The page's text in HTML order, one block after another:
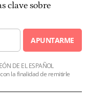
clave sobre
APUNTARME
DE EL ESPAÑOL
la finalidad de remitirle